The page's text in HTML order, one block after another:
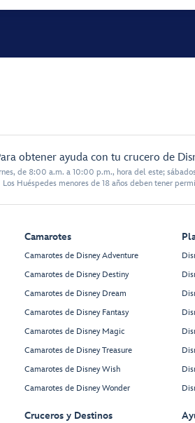
obtener ayuda con tu crucero de
de 8:00 a.m. a 10:00 p.m., hora del este;
Los Huéspedes menores de 18 años deben tener
Camarotes
Camarotes de Disney Adventure
Camarotes de Disney Destiny
Camarotes de Disney Dream
Camarotes de Disney Fantasy
Camarotes de Disney Magic
Camarotes de Disney Treasure
Camarotes de Disney Wish
Camarotes de Disney Wonder
Cruceros y Destinos